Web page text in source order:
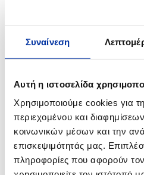
Συναίνεση
Αυτή η ιστοσελίδα
Χρησιμοποιούμε cookies για
περιεχομένου και
κοινωνικών μέσων και την
επισκεψιμότητάς μας.
πληροφορίες που αφορούν
08.12.2021
Ενημέρωση για τις Βιομηχανικές
08.10.2021
Ανακοίνωση - Βιομηχανικές